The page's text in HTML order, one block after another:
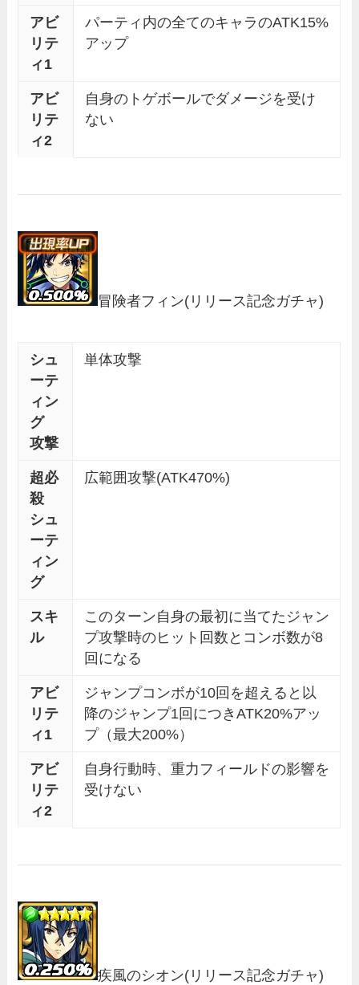
アビ
リテ
ィ1
パーティ内の全てのキャラのATK15%
アップ
アビ
リテ
ィ2
自身のトゲボールでダメージを受け
ない
冒険者フィン(リリース記念ガチャ)
シュ
ーテ
ィン
グ
攻撃
単体攻撃
超必
殺
シュ
ーテ
ィン
グ
広範囲攻撃(ATK470%)
スキ
ル
このターン自身の最初に当てたジャン
プ攻撃時のヒット回数とコンボ数が8
回になる
アビ
リテ
ィ1
ジャンプコンボが10回を超えると以
降のジャンプ1回につきATK20%アッ
プ（最大200%）
アビ
リテ
ィ2
自身行動時、重力フィールドの影響を
受けない
疾風のシオン(リリース記念ガチャ)